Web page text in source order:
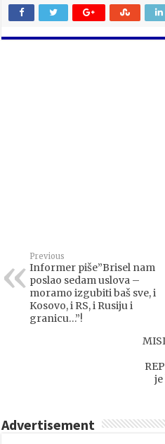
Previous
Informer piše”Brisel nam
poslao sedam uslova –
moramo izgubiti baš sve, i
Kosovo, i RS, i Rusiju i
granicu…”!
je
Advertisement